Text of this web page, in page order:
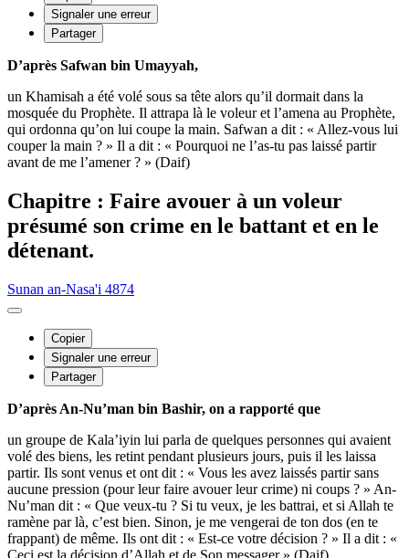
Signaler une erreur
Partager
D’après Safwan bin Umayyah,
un Khamisah a été volé sous sa tête alors qu’il dormait dans la
mosquée du Prophète. Il attrapa là le voleur et l’amena au Prophète,
qui ordonna qu’on lui coupe la main. Safwan a dit : « Allez-vous lui
couper la main ? » Il a dit : « Pourquoi ne l’as-tu pas laissé partir
avant de me l’amener ? » (Daif)
Chapitre : Faire avouer à un voleur
présumé son crime en le battant et en le
détenant.
Sunan an-Nasa'i 4874
Copier
Signaler une erreur
Partager
D’après An-Nu’man bin Bashir, on a rapporté que
un groupe de Kala’iyin lui parla de quelques personnes qui avaient
volé des biens, les retint pendant plusieurs jours, puis il les laissa
partir. Ils sont venus et ont dit : « Vous les avez laissés partir sans
aucune pression (pour leur faire avouer leur crime) ni coups ? » An-
Nu’man dit : « Que veux-tu ? Si tu veux, je les battrai, et si Allah te
ramène par là, c’est bien. Sinon, je me vengerai de ton dos (en te
frappant) de même. Ils ont dit : « Est-ce votre décision ? » Il a dit : «
Ceci est la décision d’Allah et de Son messager » (Daif)